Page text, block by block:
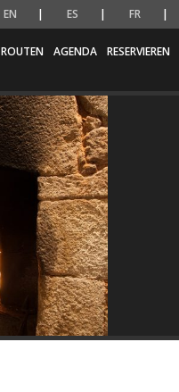
EN ES FR
ROUTEN AGENDA RESERVIEREN